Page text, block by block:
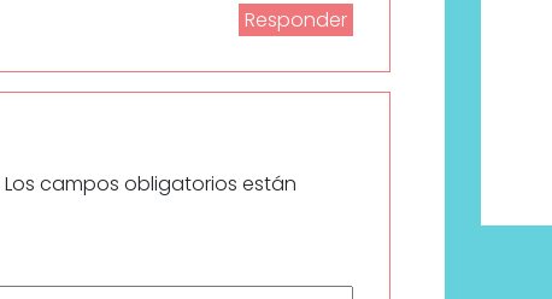
Responder
Los campos obligatorios están
Labeau Organic continúa
apostando por la cosmética
del bienestar